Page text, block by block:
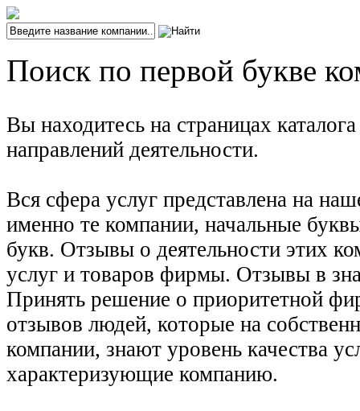
Поиск по первой букве
Вы находитесь на страницах
направлений деятельности.
Вся сфера услуг представлена на
именно те компании, начальные
букв. Отзывы о деятельности этих
услуг и товаров фирмы. Отзывы в
Принять решение о приоритетной
отзывов людей, которые на
компании, знают уровень качества
характеризующие компанию.